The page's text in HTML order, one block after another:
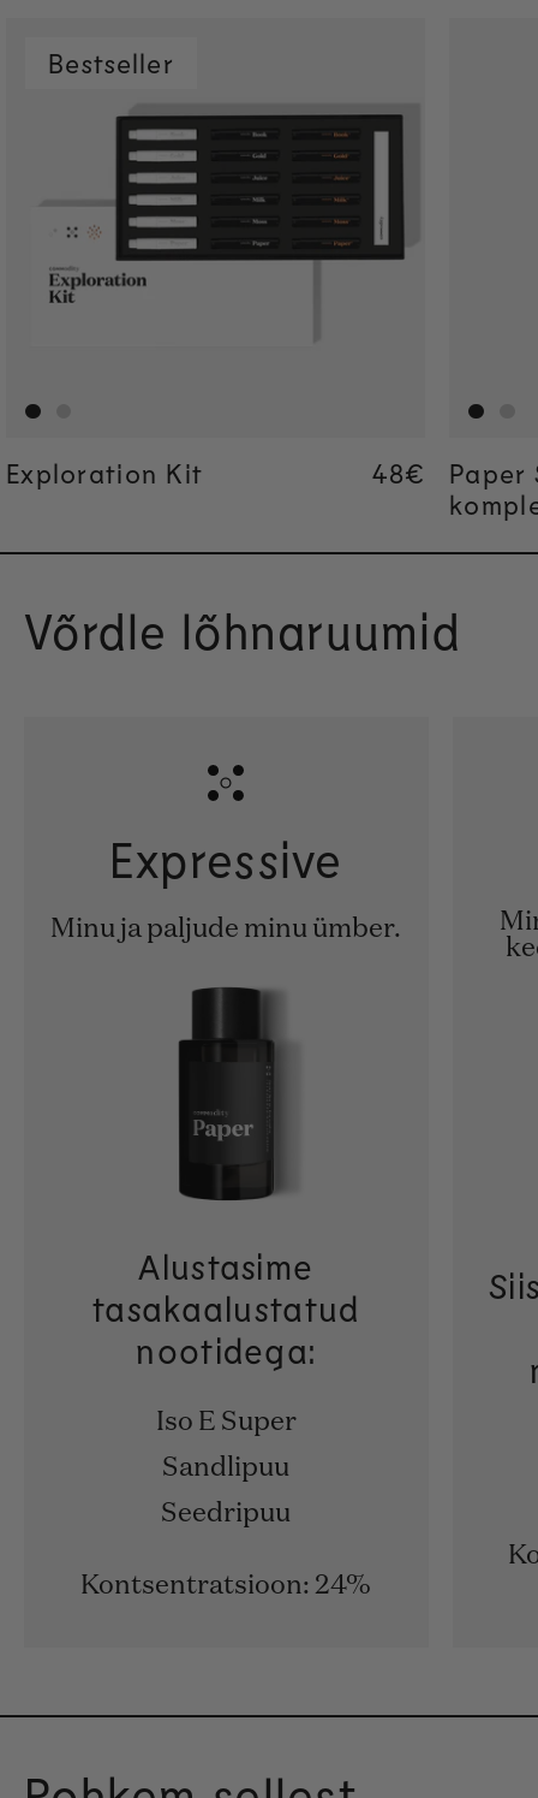
Bestseller
Exploration Kit Regular
48€
Regular
48€
Paper
Võrdle lõhnaruumid
Expressive
Minu ja paljude minu ümber.
Alustasime
tasakaalustatud
nootidega:
Iso E Super
Sandlipuu
Seedripuu
Kontsentratsioon: 24%